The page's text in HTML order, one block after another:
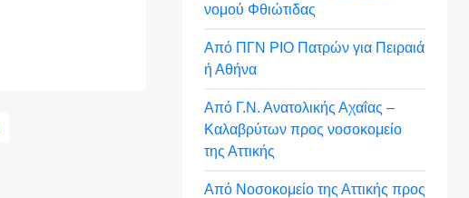
νομού Φθιώτιδας
Από ΠΓΝ ΡΙΟ Πατρών για Πειραιά
ή Αθήνα
Από Γ.Ν. Ανατολικής Αχαΐας –
Καλαβρύτων προς νοσοκομείο
της Αττικής
Από Νοσοκομείο της Αττικής προς